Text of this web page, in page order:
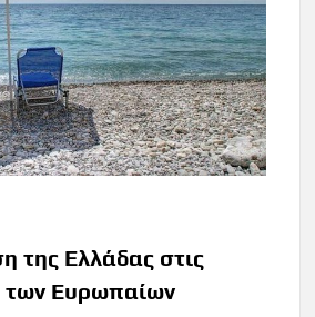
της Ελλάδας στις
των Ευρωπαίων